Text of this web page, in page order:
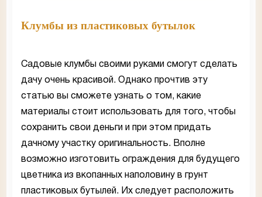
Клумбы из пластиковых бутылок
Садовые клумбы своими руками смогут сделать
дачу очень красивой. Однако прочтив эту
статью вы сможете узнать о том, какие
материалы стоит использовать для того, чтобы
сохранить свои деньги и при этом придать
дачному участку оригинальность. Вполне
возможно изготовить ограждения для будущего
цветника из вкопанных наполовину в грунт
пластиковых бутылей. Их следует расположить